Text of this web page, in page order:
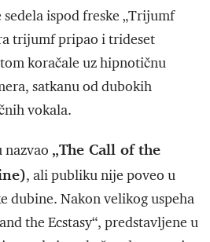
ispod freske „Trijumf
trijumf pripao i trideset
koračale uz hipnotičnu
satkanu od dubokih
vokala.
nazvao „The Call of the
, ali publiku nije poveo u
dubine. Nakon velikog uspeha
the Ecstasy“, predstavljene u